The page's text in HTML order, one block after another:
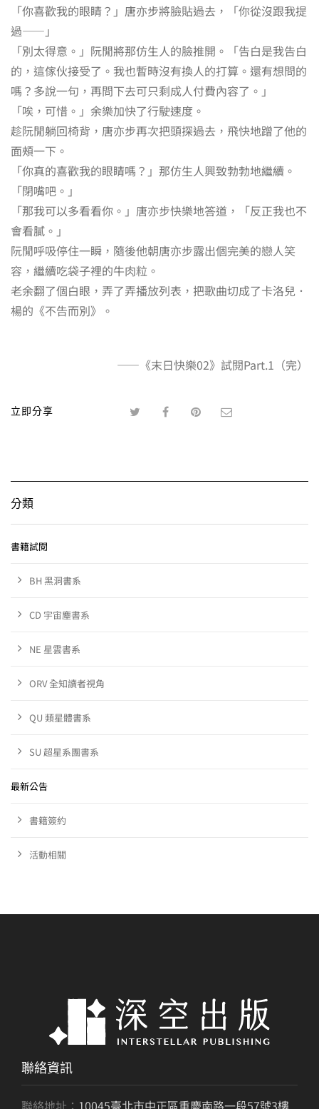
「你喜歡我的眼睛？」唐亦步將臉貼過去，「你從沒跟我提
過——」
「別太得意。」阮閒將那仿生人的臉推開。「告白是我告白
的，這傢伙接受了。我也暫時沒有換人的打算。還有想問的
嗎？多說一句，再問下去可只剩成人付費內容了。」
「唉，可惜。」余樂加快了行駛速度。
趁阮閒躺回椅背，唐亦步再次把頭探過去，飛快地蹭了他的
面頰一下。
「你真的喜歡我的眼睛嗎？」那仿生人興致勃勃地繼續。
「閉嘴吧。」
「那我可以多看看你。」唐亦步快樂地答道，「反正我也不
會看膩。」
阮閒呼吸停住一瞬，隨後他朝唐亦步露出個完美的戀人笑
容，繼續吃袋子裡的牛肉粒。
老余翻了個白眼，弄了弄播放列表，把歌曲切成了卡洛兒．
楊的《不告而別》。
——《末日快樂02》試閱Part.1（完）
立即分享
分類
書籍試閱
BH 黑洞書系
CD 宇宙塵書系
NE 星雲書系
ORV 全知讀者視角
QU 類星體書系
SU 超星系團書系
最新公告
書籍簽約
活動相關
聯絡資訊
聯絡地址： 10045臺北市中正區重慶南路一段57號3樓